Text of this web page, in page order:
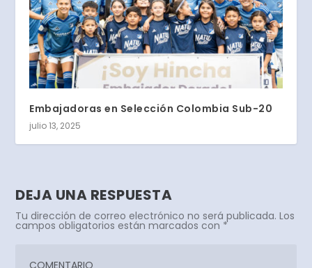
Embajadoras en Selección Colombia Sub-20
julio 13, 2025
DEJA UNA RESPUESTA
Tu dirección de correo electrónico no será publicada. Los
campos obligatorios están marcados con *